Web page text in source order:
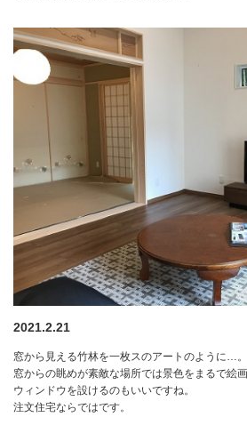
2021.2.21
窓から見える竹林を一枚スのアートのように…。
窓からの眺めが素敵な場所では景色をまるで絵
ウィンドウを設けるのもいいですね。
注文住宅ならではです。